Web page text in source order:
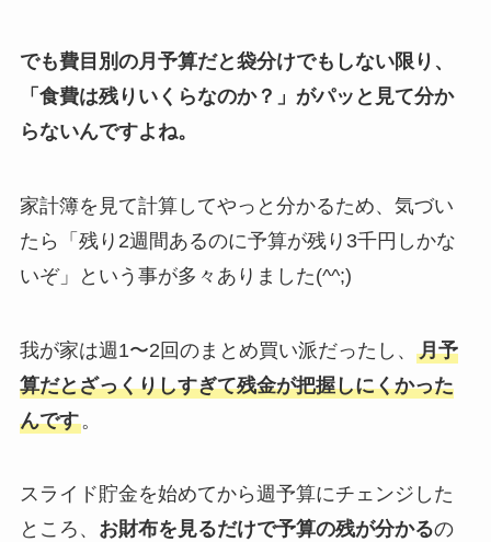
でも費目別の月予算だと袋分けでもしない限り、
「食費は残りいくらなのか？」がパッと見て分か
らないんですよね。
家計簿を見て計算してやっと分かるため、気づい
たら「残り2週間あるのに予算が残り3千円しかな
いぞ」という事が多々ありました(^^;)
我が家は週1〜2回のまとめ買い派だったし、 月予
算だとざっくりしすぎて残金が把握しにくかった
んです。
スライド貯金を始めてから週予算にチェンジした
ところ、 お財布を見るだけで予算の残が分かるの